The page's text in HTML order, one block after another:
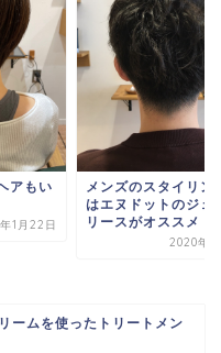
アもい
1月22日
メンズのスタイリン
はエヌドットのジェ
リースがオススメ！
2020年5
ームを使ったトリートメン